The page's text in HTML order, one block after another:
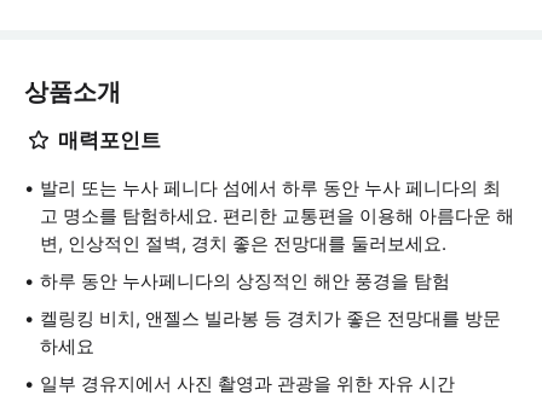
상품소개
매력포인트
발리 또는 누사 페니다 섬에서 하루 동안 누사 페니다의 최
고 명소를 탐험하세요. 편리한 교통편을 이용해 아름다운 해
변, 인상적인 절벽, 경치 좋은 전망대를 둘러보세요.
하루 동안 누사페니다의 상징적인 해안 풍경을 탐험
켈링킹 비치, 앤젤스 빌라봉 등 경치가 좋은 전망대를 방문
하세요
일부 경유지에서 사진 촬영과 관광을 위한 자유 시간